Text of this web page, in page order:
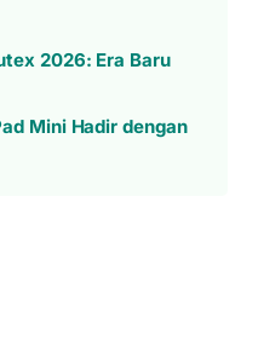
2026: Era Baru
Mini Hadir dengan